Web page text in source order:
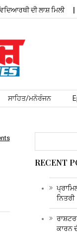
ਦੀ ਲਾਸ਼ ਮਿਲੀ
ਸਾਹਿਤ/ਮਨੋਰੰਜਨ
RECENT
ਨਿਤਰੀ
ਕਾਰਨ